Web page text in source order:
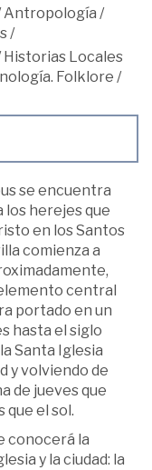
Antropología /
/
Historias Locales
Folklore /
se encuentra
los herejes que
en los Santos
comienza a
central
portado en un
hasta el siglo
Santa Iglesia
y volviendo de
de jueves que
que el sol.
conocerá la
y la ciudad: la